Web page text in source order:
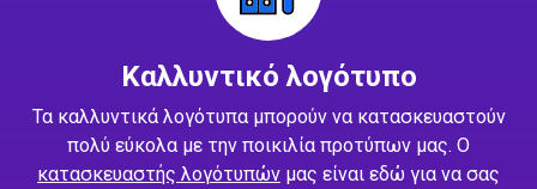
Καλλυντικό λογότυπο
Τα καλλυντικά λογότυπα μπορούν να κατασκευαστούν
πολύ εύκολα με την ποικιλία προτύπων μας. Ο
κατασκευαστής λογότυπών μας είναι εδώ για να σας